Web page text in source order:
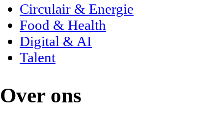
Circulair & Energie
Food & Health
Digital & AI
Talent
Over ons